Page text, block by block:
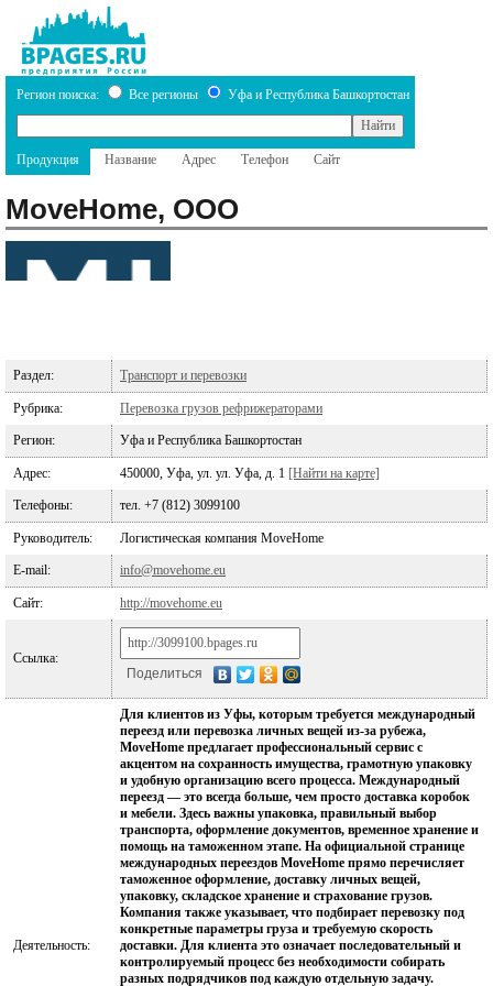
Регион поиска: Все регионы Уфа и Республика Башкортостан
Продукция Название Адрес Телефон Сайт
MoveHome, ООО
Раздел: Транспорт и перевозки
Рубрика: Перевозка грузов рефрижераторами
Регион: Уфа и Республика Башкортостан
Адрес: 450000, Уфа, ул. ул. Уфа, д. 1 [Найти на карте]
Телефоны: тел. +7 (812) 3099100
Руководитель: Логистическая компания MoveHome
E-mail: info@movehome.eu
Сайт: http://movehome.eu
Ссылка:
Поделиться
Деятельность:
Для клиентов из Уфы, которым требуется международный
переезд или перевозка личных вещей из-за рубежа,
MoveHome предлагает профессиональный сервис с
акцентом на сохранность имущества, грамотную упаковку
и удобную организацию всего процесса. Международный
переезд — это всегда больше, чем просто доставка коробок
и мебели. Здесь важны упаковка, правильный выбор
транспорта, оформление документов, временное хранение и
помощь на таможенном этапе. На официальной странице
международных переездов MoveHome прямо перечисляет
таможенное оформление, доставку личных вещей,
упаковку, складское хранение и страхование грузов.
Компания также указывает, что подбирает перевозку под
конкретные параметры груза и требуемую скорость
доставки. Для клиента это означает последовательный и
контролируемый процесс без необходимости собирать
разных подрядчиков под каждую отдельную задачу.